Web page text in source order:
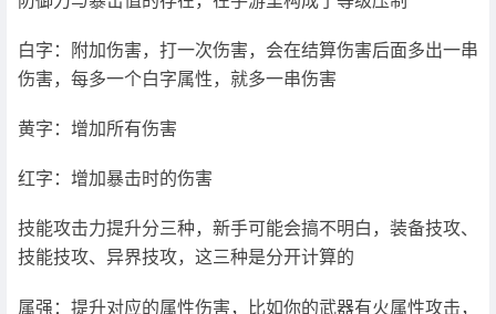
白字：附加伤害，打一次伤害，会在结算伤害后面多出一串
伤害，每多一个白字属性，就多一串伤害
黄字：增加所有伤害
红字：增加暴击时的伤害
技能攻击力提升分三种，新手可能会搞不明白，装备技攻、
技能技攻、异界技攻，这三种是分开计算的
属强：提升对应的属性伤害，比如你的武器有火属性攻击，